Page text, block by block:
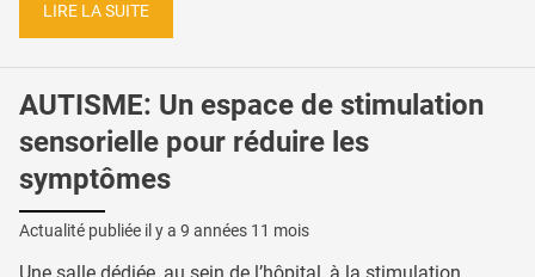
LIRE LA SUITE
AUTISME: Un espace de stimulation
sensorielle pour réduire les
symptômes
Actualité publiée il y a 9 années 11 mois
Une salle dédiée, au sein de l’hôpital, à la stimulation